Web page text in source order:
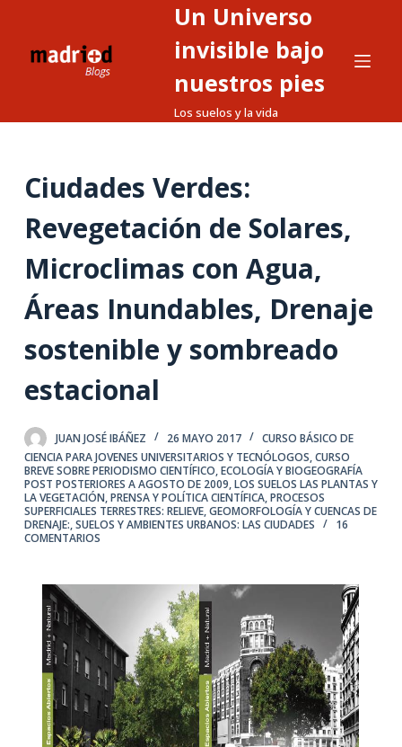
n
o
Un Universo
invisible bajo
nuestros pies
Los suelos y la vida
Ciudades Verdes:
Revegetación de Solares,
Microclimas con Agua,
Áreas Inundables, Drenaje
sostenible y sombreado
estacional
JUAN JOSÉ IBÁÑEZ 26 MAYO 2017
CURSO BÁSICO DE
CIENCIA PARA JOVENES UNIVERSITARIOS Y TECNÓLOGOS,CURSO
BREVE SOBRE PERIODISMO CIENTÍFICO,ECOLOGÍA Y BIOGEOGRAFÍA
POST POSTERIORES A AGOSTO DE 2009,LOS SUELOS LAS PLANTAS Y
LA VEGETACIÓN,PRENSA Y POLÍTICA CIENTÍFICA,PROCESOS
SUPERFICIALES TERRESTRES: RELIEVE, GEOMORFOLOGÍA Y CUENCAS DE
DRENAJE:,SUELOS Y AMBIENTES URBANOS: LAS CIUDADES
16
COMENTARIOS